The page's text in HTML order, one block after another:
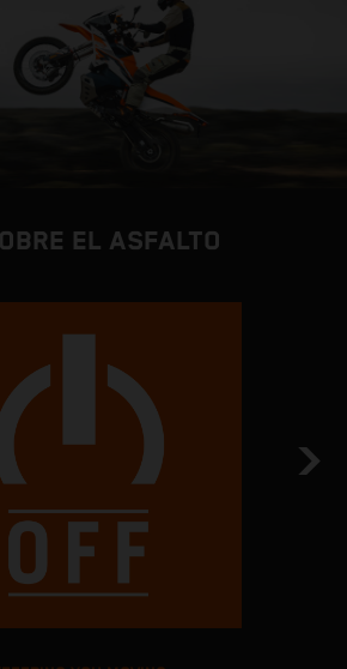
EL ASFALTO